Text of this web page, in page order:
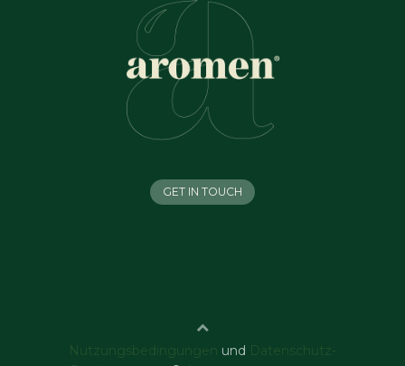
GET IN TOUCH
Nutzungsbedingungen und
Datenschutz-